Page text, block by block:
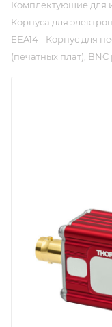
Комплектующие для
Корпуса для
EEA14 - Корпус для
(печатных плат), BNC